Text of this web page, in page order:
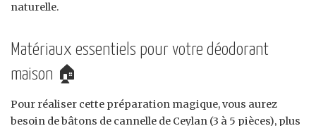
naturelle.
Matériaux essentiels pour votre déodorant
maison 🏠
Pour réaliser cette préparation magique, vous aurez
besoin de bâtons de cannelle de Ceylan (3 à 5 pièces), plus